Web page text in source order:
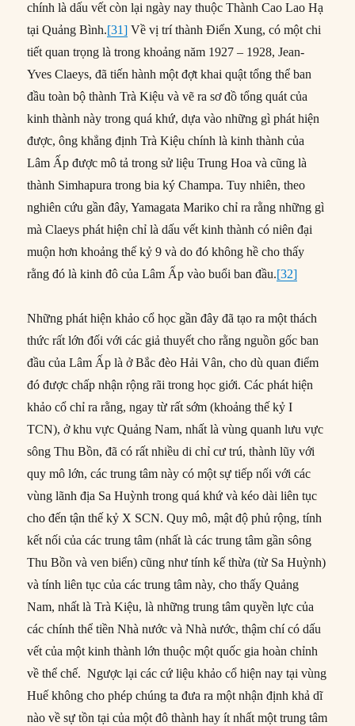
chính là dấu vết còn lại ngày nay thuộc Thành Cao Lao Hạ
tại Quảng Bình.[31] Về vị trí thành Điển Xung, có một chi
tiết quan trọng là trong khoảng năm 1927 – 1928, Jean-
Yves Claeys, đã tiến hành một đợt khai quật tổng thể ban
đầu toàn bộ thành Trà Kiệu và vẽ ra sơ đồ tổng quát của
kinh thành này trong quá khứ, dựa vào những gì phát hiện
được, ông khẳng định Trà Kiệu chính là kinh thành của
Lâm Ấp được mô tả trong sử liệu Trung Hoa và cũng là
thành Simhapura trong bia ký Champa. Tuy nhiên, theo
nghiên cứu gần đây, Yamagata Mariko chỉ ra rằng những gì
mà Claeys phát hiện chỉ là dấu vết kinh thành có niên đại
muộn hơn khoảng thế kỷ 9 và do đó không hề cho thấy
rằng đó là kinh đô của Lâm Ấp vào buổi ban đầu.[32]
Những phát hiện khảo cổ học gần đây đã tạo ra một thách
thức rất lớn đối với các giả thuyết cho rằng nguồn gốc ban
đầu của Lâm Ấp là ở Bắc đèo Hải Vân, cho dù quan điểm
đó được chấp nhận rộng rãi trong học giới. Các phát hiện
khảo cổ chỉ ra rằng, ngay từ rất sớm (khoảng thế kỷ I
TCN), ở khu vực Quảng Nam, nhất là vùng quanh lưu vực
sông Thu Bồn, đã có rất nhiều di chỉ cư trú, thành lũy với
quy mô lớn, các trung tâm này có một sự tiếp nối với các
vùng lãnh địa Sa Huỳnh trong quá khứ và kéo dài liên tục
cho đến tận thế kỷ X SCN. Quy mô, mật độ phủ rộng, tính
kết nối của các trung tâm (nhất là các trung tâm gần sông
Thu Bồn và ven biển) cũng như tính kế thừa (từ Sa Huỳnh)
và tính liên tục của các trung tâm này, cho thấy Quảng
Nam, nhất là Trà Kiệu, là những trung tâm quyền lực của
các chính thể tiền Nhà nước và Nhà nước, thậm chí có dấu
vết của một kinh thành lớn thuộc một quốc gia hoàn chỉnh
về thể chế. Ngược lại các cứ liệu khảo cổ hiện nay tại vùng
Huế không cho phép chúng ta đưa ra một nhận định khả dĩ
nào về sự tồn tại của một đô thành hay ít nhất một trung tâm